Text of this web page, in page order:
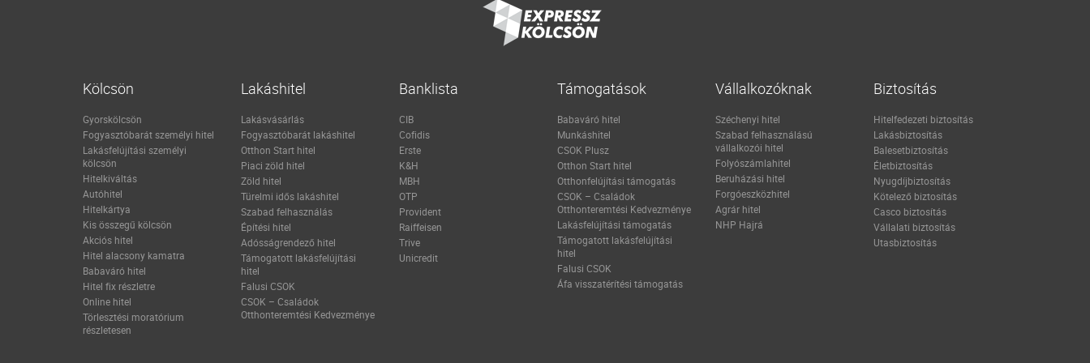
Kölcsön
Gyorskölcsön
Fogyasztóbarát személyi hitel
Lakásfelújítási személyi
kölcsön
Hitelkiváltás
Autóhitel
Hitelkártya
Kis összegű kölcsön
Akciós hitel
Hitel alacsony kamatra
Babaváró hitel
Hitel fix részletre
Online hitel
Törlesztési moratórium
részletesen
Lakáshitel
Lakásvásárlás
Fogyasztóbarát lakáshitel
Otthon Start hitel
Piaci zöld hitel
Zöld hitel
Türelmi idős lakáshitel
Szabad felhasználás
Építési hitel
Adósságrendező hitel
Támogatott lakásfelújítási
hitel
Falusi CSOK
CSOK – Családok
Otthonteremtési Kedvezménye
Banklista
CIB
Cofidis
Erste
K&H
MBH
OTP
Provident
Raiffeisen
Trive
Unicredit
Támogatások
Babaváró hitel
Munkáshitel
CSOK Plusz
Otthon Start hitel
Otthonfelújítási támogatás
CSOK – Családok
Otthonteremtési Kedvezménye
Lakásfelújítási támogatás
Támogatott lakásfelújítási
hitel
Falusi CSOK
Áfa visszatérítési támogatás
Vállalkozóknak
Széchenyi hitel
Szabad felhasználású
vállalkozói hitel
Folyószámlahitel
Beruházási hitel
Forgóeszközhitel
Agrár hitel
NHP Hajrá
Biztosítás
Hitelfedezeti biztosítás
Lakásbiztosítás
Balesetbiztosítás
Életbiztosítás
Nyugdíjbiztosítás
Kötelező biztosítás
Casco biztosítás
Vállalati biztosítás
Utasbiztosítás